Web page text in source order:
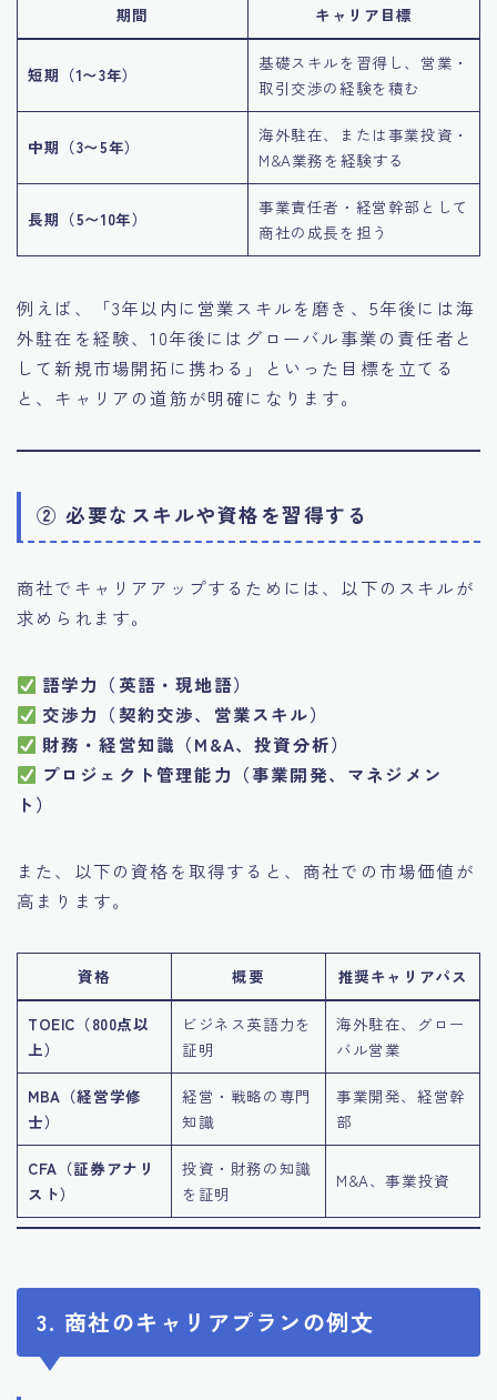
期間 キャリア目標
短期（1〜3年）
基礎スキルを習得し、営業・
取引交渉の経験を積む
中期（3〜5年）
海外駐在、または事業投資・
M&A業務を経験する
長期（5〜10年）
事業責任者・経営幹部として
商社の成長を担う
例えば、「3年以内に営業スキルを磨き、5年後には海
外駐在を経験、10年後にはグローバル事業の責任者と
して新規市場開拓に携わる」といった目標を立てる
と、キャリアの道筋が明確になります。
② 必要なスキルや資格を習得する
商社でキャリアアップするためには、以下のスキルが
求められます。
語学力（英語・現地語）
交渉力（契約交渉、営業スキル）
財務・経営知識（M&A、投資分析）
プロジェクト管理能力（事業開発、マネジメン
ト）
また、以下の資格を取得すると、商社での市場価値が
高まります。
資格 概要 推奨キャリアパス
TOEIC（800点以
上）
ビジネス英語力を
証明
海外駐在、グロー
バル営業
MBA（経営学修
士）
経営・戦略の専門
知識
事業開発、経営幹
部
CFA（証券アナリ
スト）
投資・財務の知識
を証明
M&A、事業投資
3. 商社のキャリアプランの例文